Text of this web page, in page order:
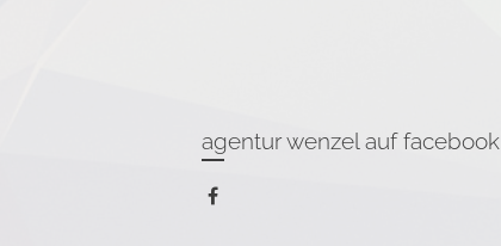
agentur wenzel auf facebook
facebook